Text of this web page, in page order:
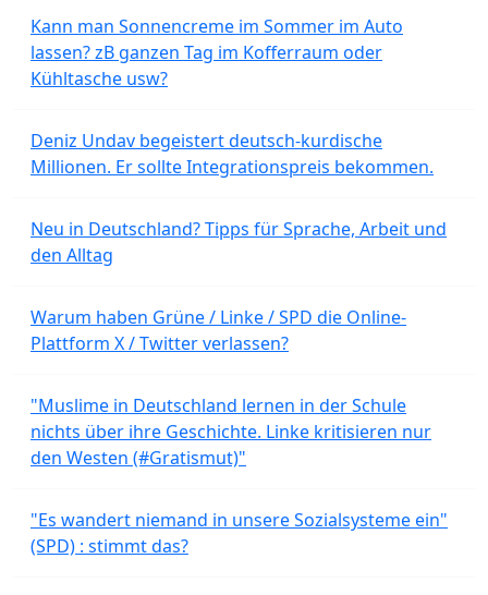
Kann man Sonnencreme im Sommer im Auto
lassen? zB ganzen Tag im Kofferraum oder
Kühltasche usw?
Deniz Undav begeistert deutsch-kurdische
Millionen. Er sollte Integrationspreis bekommen.
Neu in Deutschland? Tipps für Sprache, Arbeit und
den Alltag
Warum haben Grüne / Linke / SPD die Online-
Plattform X / Twitter verlassen?
"Muslime in Deutschland lernen in der Schule
nichts über ihre Geschichte. Linke kritisieren nur
den Westen (#Gratismut)"
"Es wandert niemand in unsere Sozialsysteme ein"
(SPD) : stimmt das?